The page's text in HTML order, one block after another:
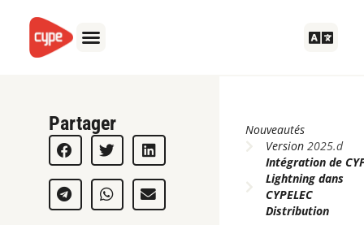
contenu
Partager
Nouveautés
Version2025.d
Intégration de
Lightning dans
CYPELEC
Distribution